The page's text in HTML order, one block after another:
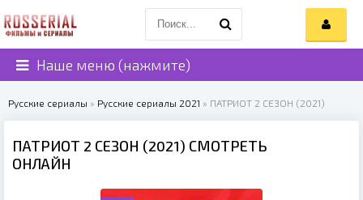
Наше меню (нажмите)
Русские сериалы » Русские сериалы 2021 » ПАТРИОТ 2 СЕЗОН (2021)
ПАТРИОТ 2 СЕЗОН (2021) СМОТРЕТЬ
ОНЛАЙН